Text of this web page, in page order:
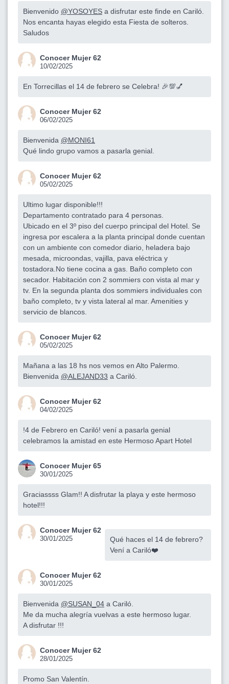
Bienvenido @YOSOYES a disfrutar este finde en Cariló.
Nos encanta hayas elegido esta Fiesta de solteros.
Saludos
Conocer Mujer 62
10/02/2025
En Torrecillas el 14 de febrero se Celebra! 🎉💯💅
Conocer Mujer 62
06/02/2025
Bienvenida @MONI61
Qué lindo grupo vamos a pasarla genial.
Conocer Mujer 62
05/02/2025
Ultimo lugar disponible!!!
Departamento contratado para 4 personas.
Ubicado en el 3º piso del cuerpo principal del Hotel. Se
ingresa por escalera a la planta principal donde cuentan
con un ambiente con comedor diario, heladera bajo
mesada, microondas, vajilla, pava eléctrica y
tostadora.No tiene cocina a gas. Baño completo con
secador. Habitación con 2 sommiers con vista al mar y
tv. En la segunda planta dos sommiers individuales con
baño completo, tv y vista lateral al mar. Amenities y
servicio de blancos.
Conocer Mujer 62
05/02/2025
Mañana a las 18 hs nos vemos en Alto Palermo.
Bienvenida @ALEJAND33 a Cariló.
Conocer Mujer 62
04/02/2025
!4 de Febrero en Cariló! vení a pasarla genial
celebramos la amistad en este Hermoso Apart Hotel
Conocer Mujer 65
30/01/2025
Graciassss Glam!! A disfrutar la playa y este hermoso
hotel!!!
Conocer Mujer 62
30/01/2025
Qué haces el 14 de febrero?
Vení a Cariló❤️
Conocer Mujer 62
30/01/2025
Bienvenida @SUSAN_04 a Cariló.
Me da mucha alegría vuelvas a este hermoso lugar.
A disfrutar !!!
Conocer Mujer 62
28/01/2025
Promo San Valentín.